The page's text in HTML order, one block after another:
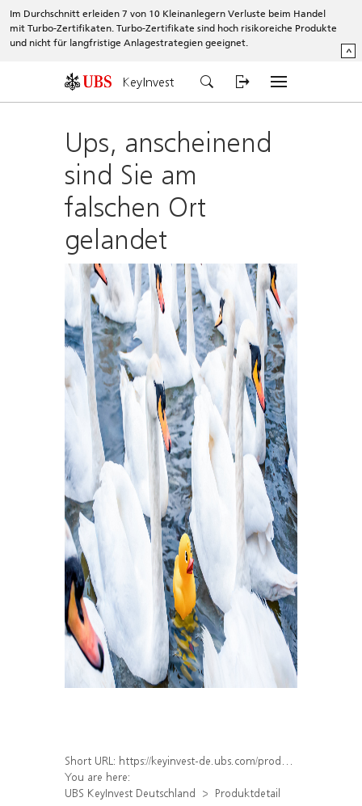
Im Durchschnitt erleiden 7 von 10 Kleinanlegern Verluste beim Handel
mit Turbo-Zertifikaten. Turbo-Zertifikate sind hoch risikoreiche Produkte
und nicht für langfristige Anlagestrategien geeignet.
^
KeyInvest
Ups, anscheinend
sind Sie am
falschen Ort
gelandet
Short URL: https://keyinvest-de.ubs.com/produkt/detail/index/isin/DE000WA236N6
You are here:
UBS KeyInvest Deutschland
Produktdetail